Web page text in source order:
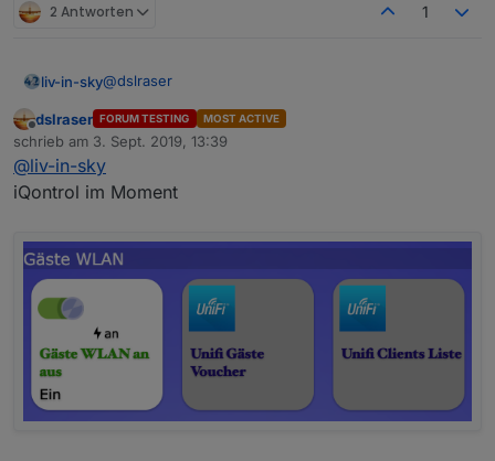
2 Antworten 1
liv-in-sky@dslraser
das neuste script
Spoiler
bitte testen - viele änderungen
werd mir das anwesenheitsspiel noch näher ansehen
- aber wenn alles funktioniert sollte das so klappen
Offline
dslraser FORUM TESTING MOST ACTIVE
schrieb am 3. Sept. 2019, 13:39
zuletzt editiert von
@liv-in-sky
iQontrol im Moment